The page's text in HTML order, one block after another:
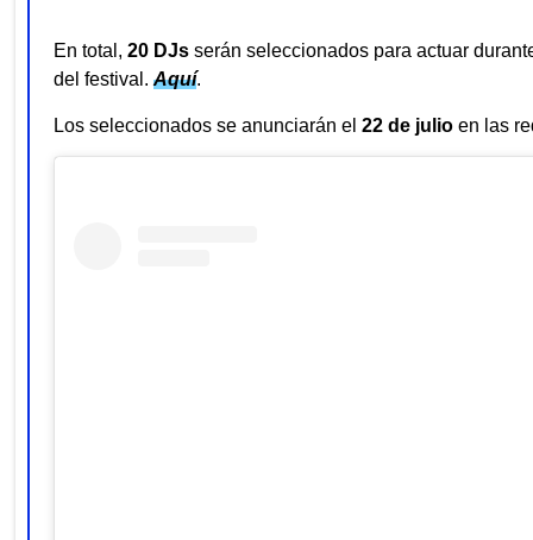
En total, 20 DJs serán seleccionados para actuar
del festival.Aquí.
Los seleccionados se anunciarán el 22 de julio en las